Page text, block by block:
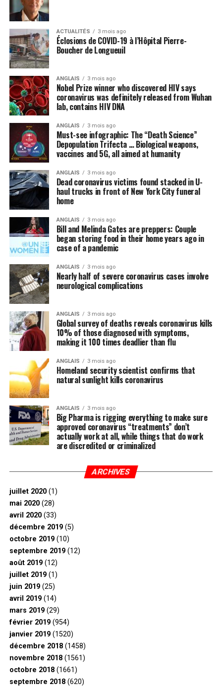
ACTUALITÉS 3 mois ago
Éclosions de COVID-19 à l’Hôpital Pierre-
Boucher de Longueuil
ANGLAIS 3 mois ago
Nobel Prize winner who discovered HIV says
coronavirus was definitely released from Wuhan
lab, contains HIV DNA
ANGLAIS 3 mois ago
Must-see infographic: The “Death Science”
Depopulation Trifecta … Biological weapons,
vaccines and 5G, all aimed at humanity
ANGLAIS 3 mois ago
Dead coronavirus victims found stacked in U-
haul trucks in front of New York City funeral
home
ANGLAIS 3 mois ago
Bill and Melinda Gates are preppers: Couple
began storing food in their home years ago in
case of a pandemic
ANGLAIS 3 mois ago
Nearly half of severe coronavirus cases involve
neurological complications
ANGLAIS 3 mois ago
Global survey of deaths reveals coronavirus kills
10% of those diagnosed with symptoms,
making it 100 times deadlier than flu
ANGLAIS 3 mois ago
Homeland security scientist confirms that
natural sunlight kills coronavirus
ANGLAIS 3 mois ago
Big Pharma is rigging everything to make sure
approved coronavirus “treatments” don’t
actually work at all, while things that do work
are discredited or criminalized
ARCHIVES
juillet 2020(1)
mai 2020(28)
avril 2020(33)
décembre 2019(5)
octobre 2019(10)
septembre 2019(12)
août 2019(12)
juillet 2019(1)
juin 2019(25)
avril 2019(14)
mars 2019(29)
février 2019(954)
janvier 2019(1520)
décembre 2018(1458)
novembre 2018(1561)
octobre 2018(1661)
septembre 2018(620)